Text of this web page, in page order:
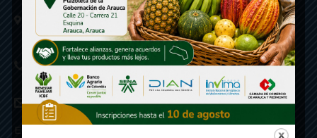
Calle 20 - Carrera 21 Esquina
Código postal 810001
Linea de Servicio a la Ciudadania: 57- 6078851946
Linea Anticorrupción: 607885 3374
correspondencia: archivogeneral@arauca.gov.co
Enlaces